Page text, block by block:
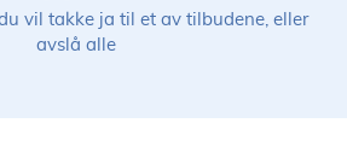
vil takke ja til et av tilbudene, eller
avslå alle